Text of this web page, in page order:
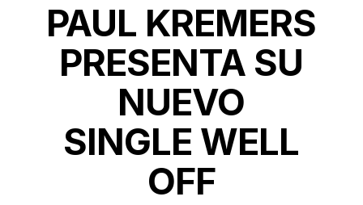
PAUL KREMERS
PRESENTA SU
NUEVO
SINGLE WELL
OFF